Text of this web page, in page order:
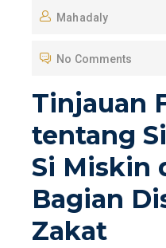
S
E
N
Mahadaly
No Comments
Tinjauan
tentang
Si Miskin
Bagian
Zakat